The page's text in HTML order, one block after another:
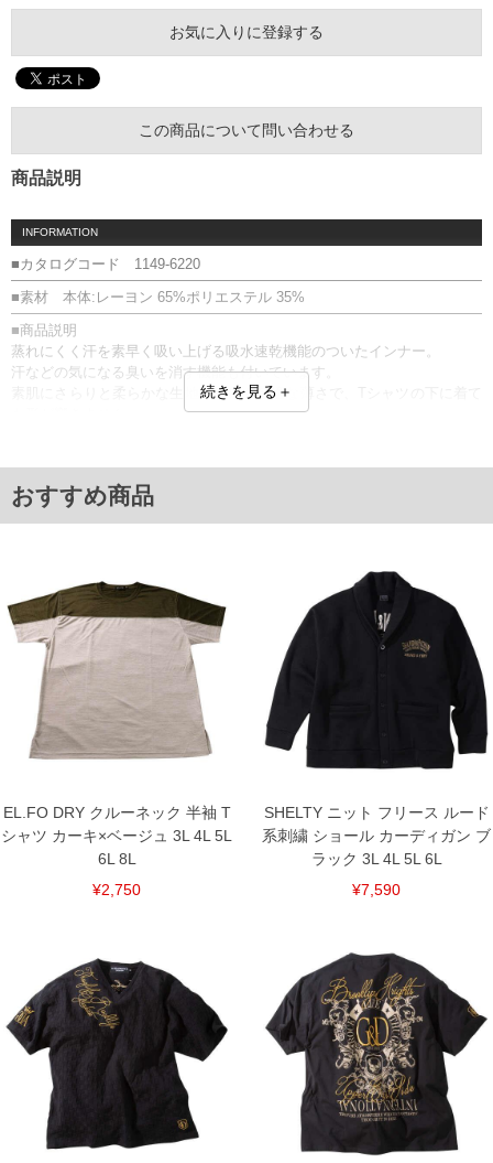
お気に入りに登録する
この商品について問い合わせる
商品説明
INFORMATION
■カタログコード 1149-6220
■素材 本体:レーヨン 65%ポリエステル 35%
■商品説明
蒸れにくく汗を素早く吸い上げる吸水速乾機能のついたインナー。
汗などの気になる臭いを消す機能も付いています。
素肌にさらりと柔らかな生地は夏にも最適な薄さで、Tシャツの下に着て
phiten（ファイテン）の水溶化メタル技術により、チタンをナノレベルで
アクアチタン／消臭／吸水速乾／パッケージ入り
【返品交換について】こちらの商品は開封後の返品交換ができません。
■サイズ表
サイズ/バスト/総丈/裾周り/肩幅/袖丈
3L/120/78/120/56/22
4L/130/80/130/58/23
5L/140/82/140/60/24
6L/150/84/150/62/25
8L/170/88/170/66/27
※【返品交換について】
返品交換希望の方は、商品到着後1週間以内にご連絡ください。
ご了承くださいませ。
※【ボトムの裾上げをご希望の場合】
上の品が対象。1本5,999円以下の商品は有料（500円+税）となります。）
出荷まで約1週間～20日間程お時間を頂く場合がございます。
尚、裾上げした商品は返品・交換不可となりますので、予めご了承下さい。
一部、お直しに対応出来ない商品がございます。(例：裾にファスナーや調節ひもが付
いている、極端なデザインが施されている等)
※商品によって若干のサイズの誤差がございます。また、お客様がご使用の環境（コ
ンピュータ画面）によって、商品の色味が若干異なる場合がございます。予めご了承
ください。
※当店での掲載商品は、実店鋪と在庫を共用しておりますので店頭での売り違い、店
舗からのお取り寄せ等により、お客様にご迷惑をお掛けしてしまう場合がございま
す。そのようなことがない様最大限に努めておりますが、もしあった場合速やかにご
続きを見る＋
おすすめ商品
EL.FO DRY クルーネック 半袖 T
シャツ カーキ×ベージュ 3L 4L 5L
6L 8L
¥2,750
SHELTY ニット フリース ルード
系刺繍 ショール カーディガン ブ
ラック 3L 4L 5L 6L
¥7,590